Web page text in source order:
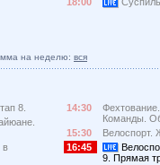
на неделю: вся
8.
в
14:30
Команды.
15:30
Велоспорт.
16:45
9. Прямая